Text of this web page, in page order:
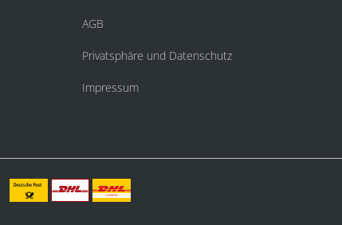
AGB
Privatsphäre und Datenschutz
Impressum